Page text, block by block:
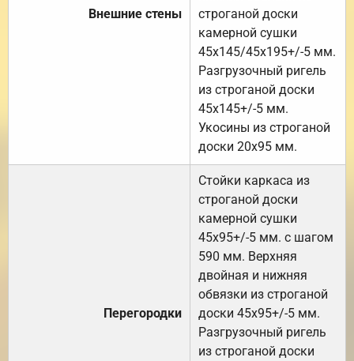
Внешние стены
строганой доски
камерной сушки
45х145/45х195+/-5 мм.
Разгрузочный ригель
из строганой доски
45х145+/-5 мм.
Укосины из строганой
доски 20х95 мм.
Перегородки
Стойки каркаса из
строганой доски
камерной сушки
45х95+/-5 мм. с шагом
590 мм. Верхняя
двойная и нижняя
обвязки из строганой
доски 45х95+/-5 мм.
Разгрузочный ригель
из строганой доски